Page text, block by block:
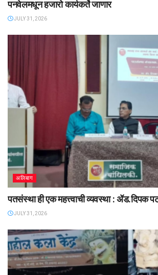
पनवेलमधून हजारो कार्यकर्ते जाणार
JULY 31, 2026
अलिबाग
पतसंस्था ही एक महत्त्वाची व्यवस्था : ॲड.दिपक
JULY 31, 2026